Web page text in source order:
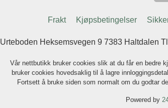
Frakt Kjøpsbetingelser
Urteboden Heksemsvegen 9 7383 Haltdalen
Vår nettbutikk bruker cookies slik at du får en bedre
bruker cookies hovedsaklig til å lagre
Fortsett å bruke siden som normalt om du godtar
Powered by